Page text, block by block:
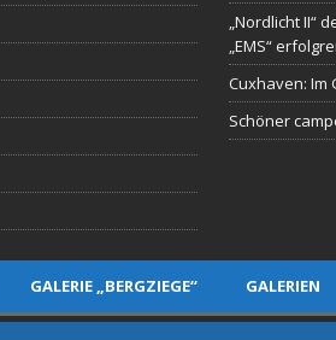
„Nordlicht II“
„EMS“
Cuxhaven: Im
Schöner
GALERIE „BERGZIEGE“ GALERIEN